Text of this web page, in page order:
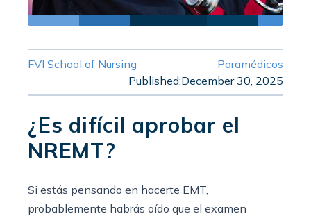
FVI School of Nursing
Paramédicos
Published:December 30, 2025
¿Es difícil aprobar el
NREMT?
Si estás pensando en hacerte EMT,
probablemente habrás oído que el examen